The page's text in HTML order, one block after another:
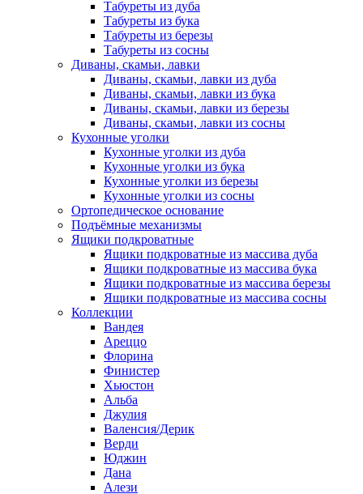
Табуреты из дуба
Табуреты из бука
Табуреты из березы
Табуреты из сосны
Диваны, скамьи, лавки
Диваны, скамьи, лавки из дуба
Диваны, скамьи, лавки из бука
Диваны, скамьи, лавки из березы
Диваны, скамьи, лавки из сосны
Кухонные уголки
Кухонные уголки из дуба
Кухонные уголки из бука
Кухонные уголки из березы
Кухонные уголки из сосны
Ортопедическое основание
Подъёмные механизмы
Ящики подкроватные
Ящики подкроватные из массива дуба
Ящики подкроватные из массива бука
Ящики подкроватные из массива березы
Ящики подкроватные из массива сосны
Коллекции
Вандея
Ареццо
Флорина
Финистер
Хьюстон
Альба
Джулия
Валенсия/Дерик
Верди
Юджин
Дана
Алези